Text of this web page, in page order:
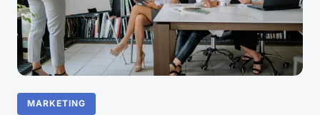
MARKETING